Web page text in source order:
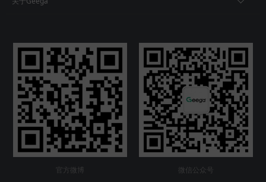
官方微博 微信公众号